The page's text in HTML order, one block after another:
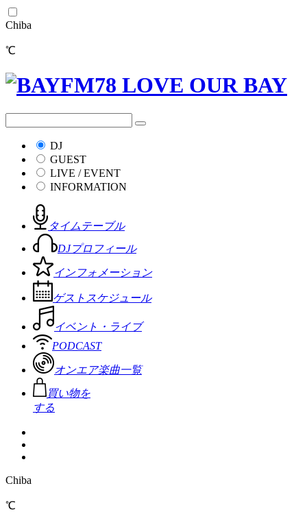
Chiba
℃
DJ
GUEST
LIVE / EVENT
INFORMATION
タイムテーブル
DJプロフィール
インフォメーション
ゲストスケジュール
イベント・ライブ
PODCAST
オンエア楽曲一覧
買い物を
する
Chiba
℃